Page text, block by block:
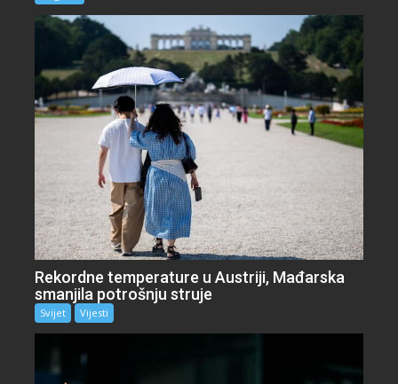
Rekordne temperature u Austriji, Mađarska
smanjila potrošnju struje
Svijet Vijesti